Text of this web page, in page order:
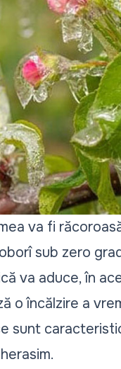
va fi
sub zero
va aduce, în
o încălzire a
sunt